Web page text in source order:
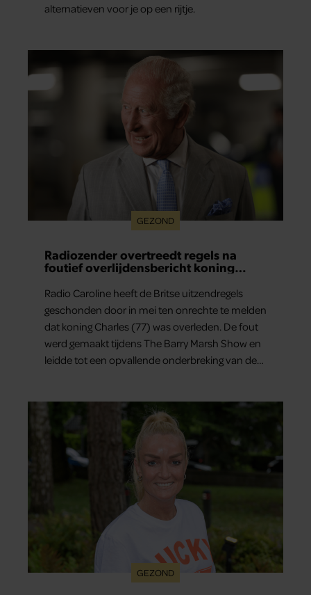
alternatieven voor je op een rijtje.
GEZOND
Radiozender overtreedt regels na
foutief overlijdensbericht koning
Radio Caroline heeft de Britse uitzendregels
geschonden door in mei ten onrechte te melden
dat koning Charles (77) was overleden. De fout
werd gemaakt tijdens The Barry Marsh Show en
leidde tot een opvallende onderbreking van de
GEZOND